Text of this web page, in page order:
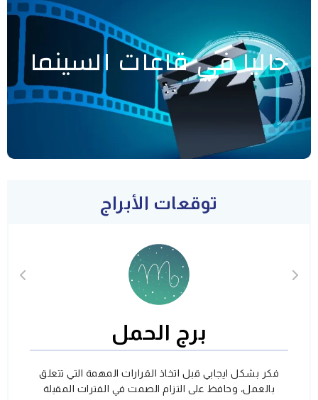
حاليا في قاعات السينما
توقعات الأبراج
برج الحمل
فكر بشكل ايجابي قبل اتخاذ القرارات المهمة التي تتعلق
بالعمل، وحافظ على التزام الصمت في الفترات المقبلة